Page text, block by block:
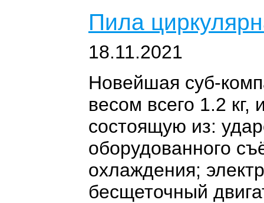
Пила
18.11.2021
Новейшая суб-
весом всего 1.2
состоящую из:
оборудованного
охлаждения;
бесщеточный